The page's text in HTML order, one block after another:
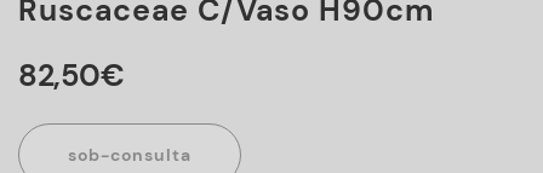
Ruscaceae C/vaso H90cm
82,50€
sob-consulta